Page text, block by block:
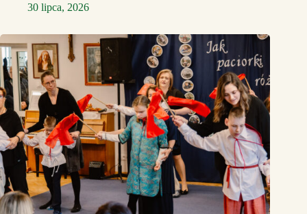
30 lipca, 2026